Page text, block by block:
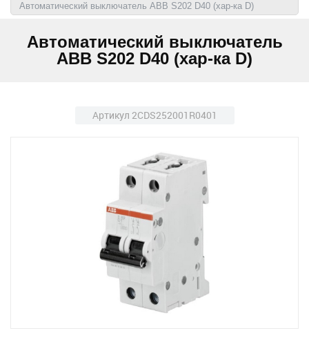
Автоматический выключатель ABB S202 D40 (хар-ка D)
Автоматический выключатель
ABB S202 D40 (хар-ка D)
Артикул 2CDS252001R0401